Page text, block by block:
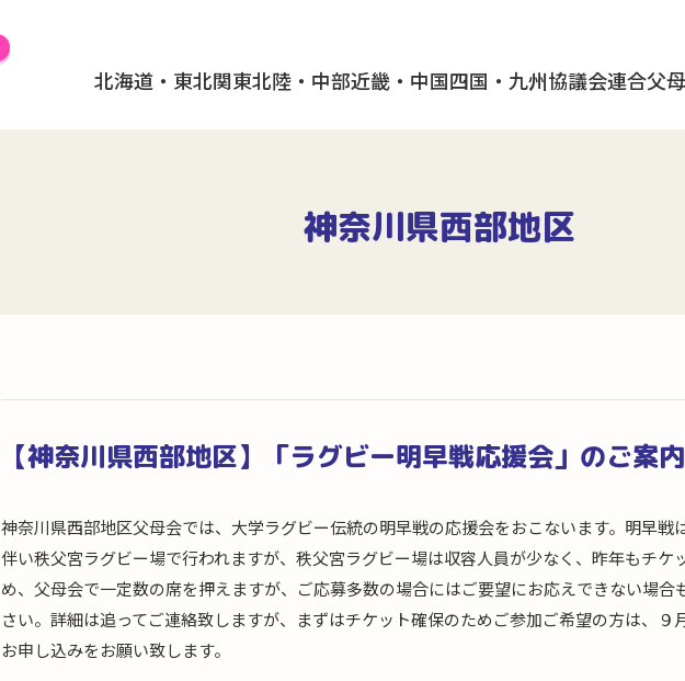
北海道・東北関東北陸・中部近畿・中国四国・九州協議会連合父
神奈川県西部地区
【神奈川県西部地区】「ラグビー明早戦応援会」のご案内
神奈川県西部地区父母会では、大学ラグビー伝統の明早戦の応援会をおこないます。明早戦
伴い秩父宮ラグビー場で行われますが、秩父宮ラグビー場は収容人員が少なく、昨年もチケ
め、父母会で一定数の席を押えますが、ご応募多数の場合にはご要望にお応えできない場合
さい。詳細は追ってご連絡致しますが、まずはチケット確保のためご参加ご希望の方は、９
お申し込みをお願い致します。